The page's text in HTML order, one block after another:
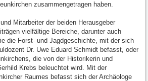
zusammengetragen haben.
Mitarbeiter der beiden Herausgeber
vielfältige Bereiche, darunter auch
die Forst- und Jagdgeschichte, mit der sich
Dr. Uwe Eduard Schmidt befasst, oder
die von der Historikerin und
Krebs beleuchtet wird. Mit der
Raumes befasst sich der Archäologe